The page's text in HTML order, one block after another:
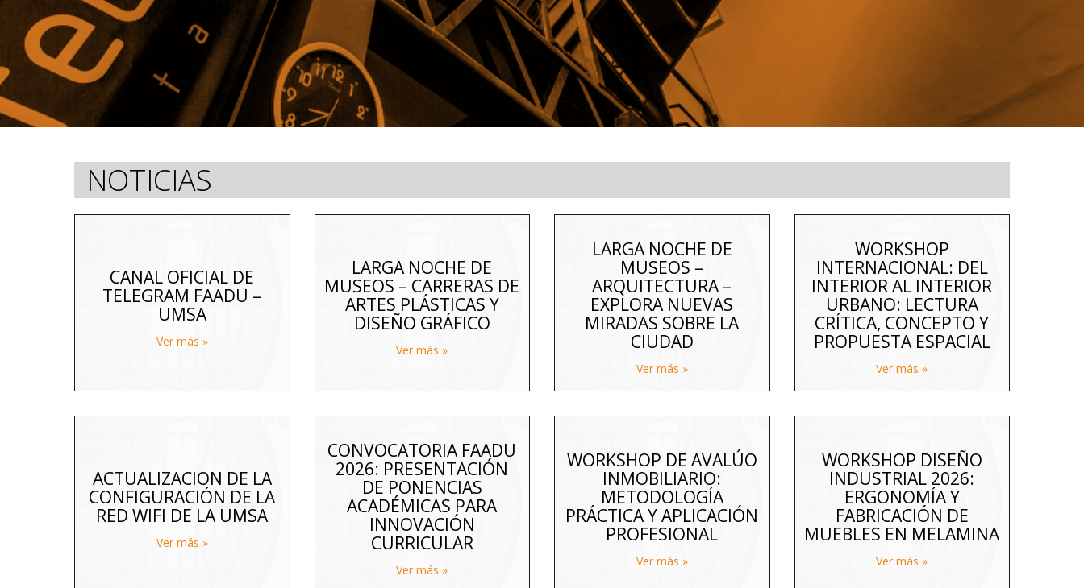
NOTICIAS
CANAL OFICIAL DE
TELEGRAM FAADU –
UMSA
Ver más »
LARGA NOCHE DE
MUSEOS – CARRERAS DE
ARTES PLÁSTICAS Y
DISEÑO GRÁFICO
Ver más »
LARGA NOCHE DE
MUSEOS –
ARQUITECTURA –
EXPLORA NUEVAS
MIRADAS SOBRE LA
CIUDAD
Ver más »
WORKSHOP
INTERNACIONAL: DEL
INTERIOR AL INTERIOR
URBANO: LECTURA
CRÍTICA, CONCEPTO Y
PROPUESTA ESPACIAL
Ver más »
ACTUALIZACION DE LA
CONFIGURACIÓN DE LA
RED WIFI DE LA UMSA
Ver más »
CONVOCATORIA FAADU
2026: PRESENTACIÓN
DE PONENCIAS
ACADÉMICAS PARA
INNOVACIÓN
CURRICULAR
Ver más »
WORKSHOP DE AVALÚO
INMOBILIARIO:
METODOLOGÍA
PRÁCTICA Y APLICACIÓN
PROFESIONAL
Ver más »
WORKSHOP DISEÑO
INDUSTRIAL 2026:
ERGONOMÍA Y
FABRICACIÓN DE
MUEBLES EN MELAMINA
Ver más »